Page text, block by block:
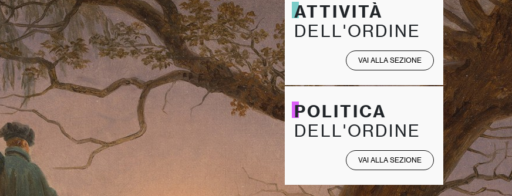
ATTIVITÀ
DELL'ORDINE
VAI ALLA SEZIONE
POLITICA
DELL'ORDINE
VAI ALLA SEZIONE